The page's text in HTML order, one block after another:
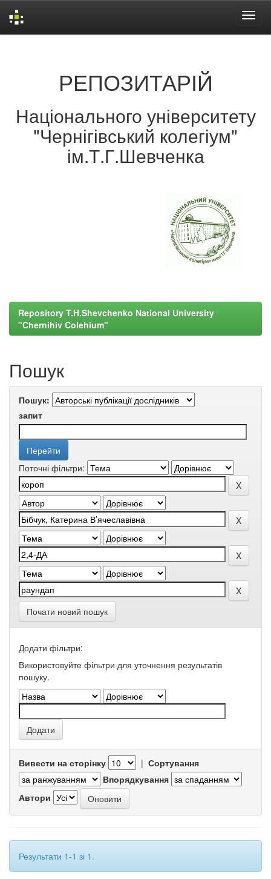
РЕПОЗИТАРІЙ
Національного університету
"Чернігівський колегіум"
ім.Т.Г.Шевченка
Repository T.H.Shevchenko National University
"Chernihiv Colehium"
Пошук
Пошук:
запит
Поточні фільтри:
Почати новий пошук
Додати фільтри:
Використовуйте фільтри для уточнення результатів
пошуку.
Вивести на сторінку | Сортування
Впорядкування
Автори
Результати 1-1 зі 1.